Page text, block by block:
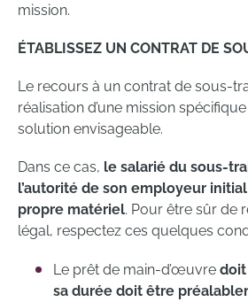
mission.
ÉTABLISSEZ UN CONTRAT DE
Le recours à un contrat de sous-
réalisation d’une mission
solution envisageable.
Dans ce cas, le salarié du sous-
l’autorité de son employeur initial
propre matériel. Pour être sûr de
légal, respectez ces quelques
Le prêt de main-d’œuvre
sa durée doit être